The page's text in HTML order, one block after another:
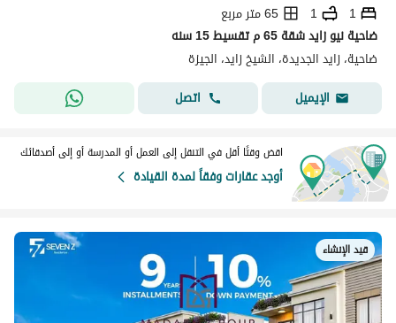
1
1
65 متر مربع
ضاحية نيو زايد شقة 65 م تقسيط 15 سنه
ضاحية، زايد الجديدة، الشيخ زايد، الجيزة
الإيميل
اتصل
اقض وقتًا أقل في التنقل إلى العمل أو المدرسة أو إلى أصدقائك
أوجد عقارات وفقاً لمدة القيادة
قيد الإنشاء